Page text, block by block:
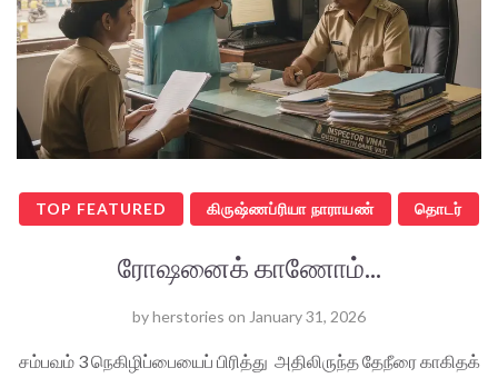
TOP FEATURED கிருஷ்ணப்ரியா நாராயண் தொடர்
ரோஷனைக் காணோம்...
byherstories on January 31, 2026
சம்பவம் 3 நெகிழிப்பையைப் பிரித்து அதிலிருந்த தேநீரை காகிதக்